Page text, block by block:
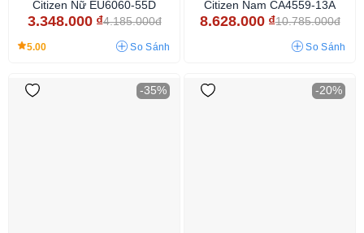
Citizen Nữ EU6060-55D
3.348.000 ₫4.185.000đ
5.00 So Sánh
Citizen Nam CA4559-13A
8.628.000 ₫10.785.000đ
So Sánh
-35% -20%